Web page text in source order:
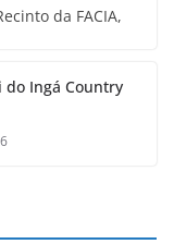
da FACIA,
do Ingá Country